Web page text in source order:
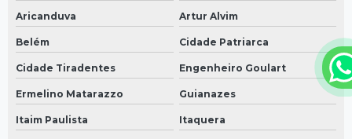
Aricanduva Artur Alvim
Belém Cidade Patriarca
Cidade Tiradentes Engenheiro Goulart
Ermelino Matarazzo Guianazes
Itaim Paulista Itaquera